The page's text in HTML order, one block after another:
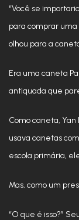
“Você se
para comprar uma
olhou para a
Era uma caneta
antiquada que
Como caneta,
usava canetas
escola primária,
Mas, como um
“O que é isso?”